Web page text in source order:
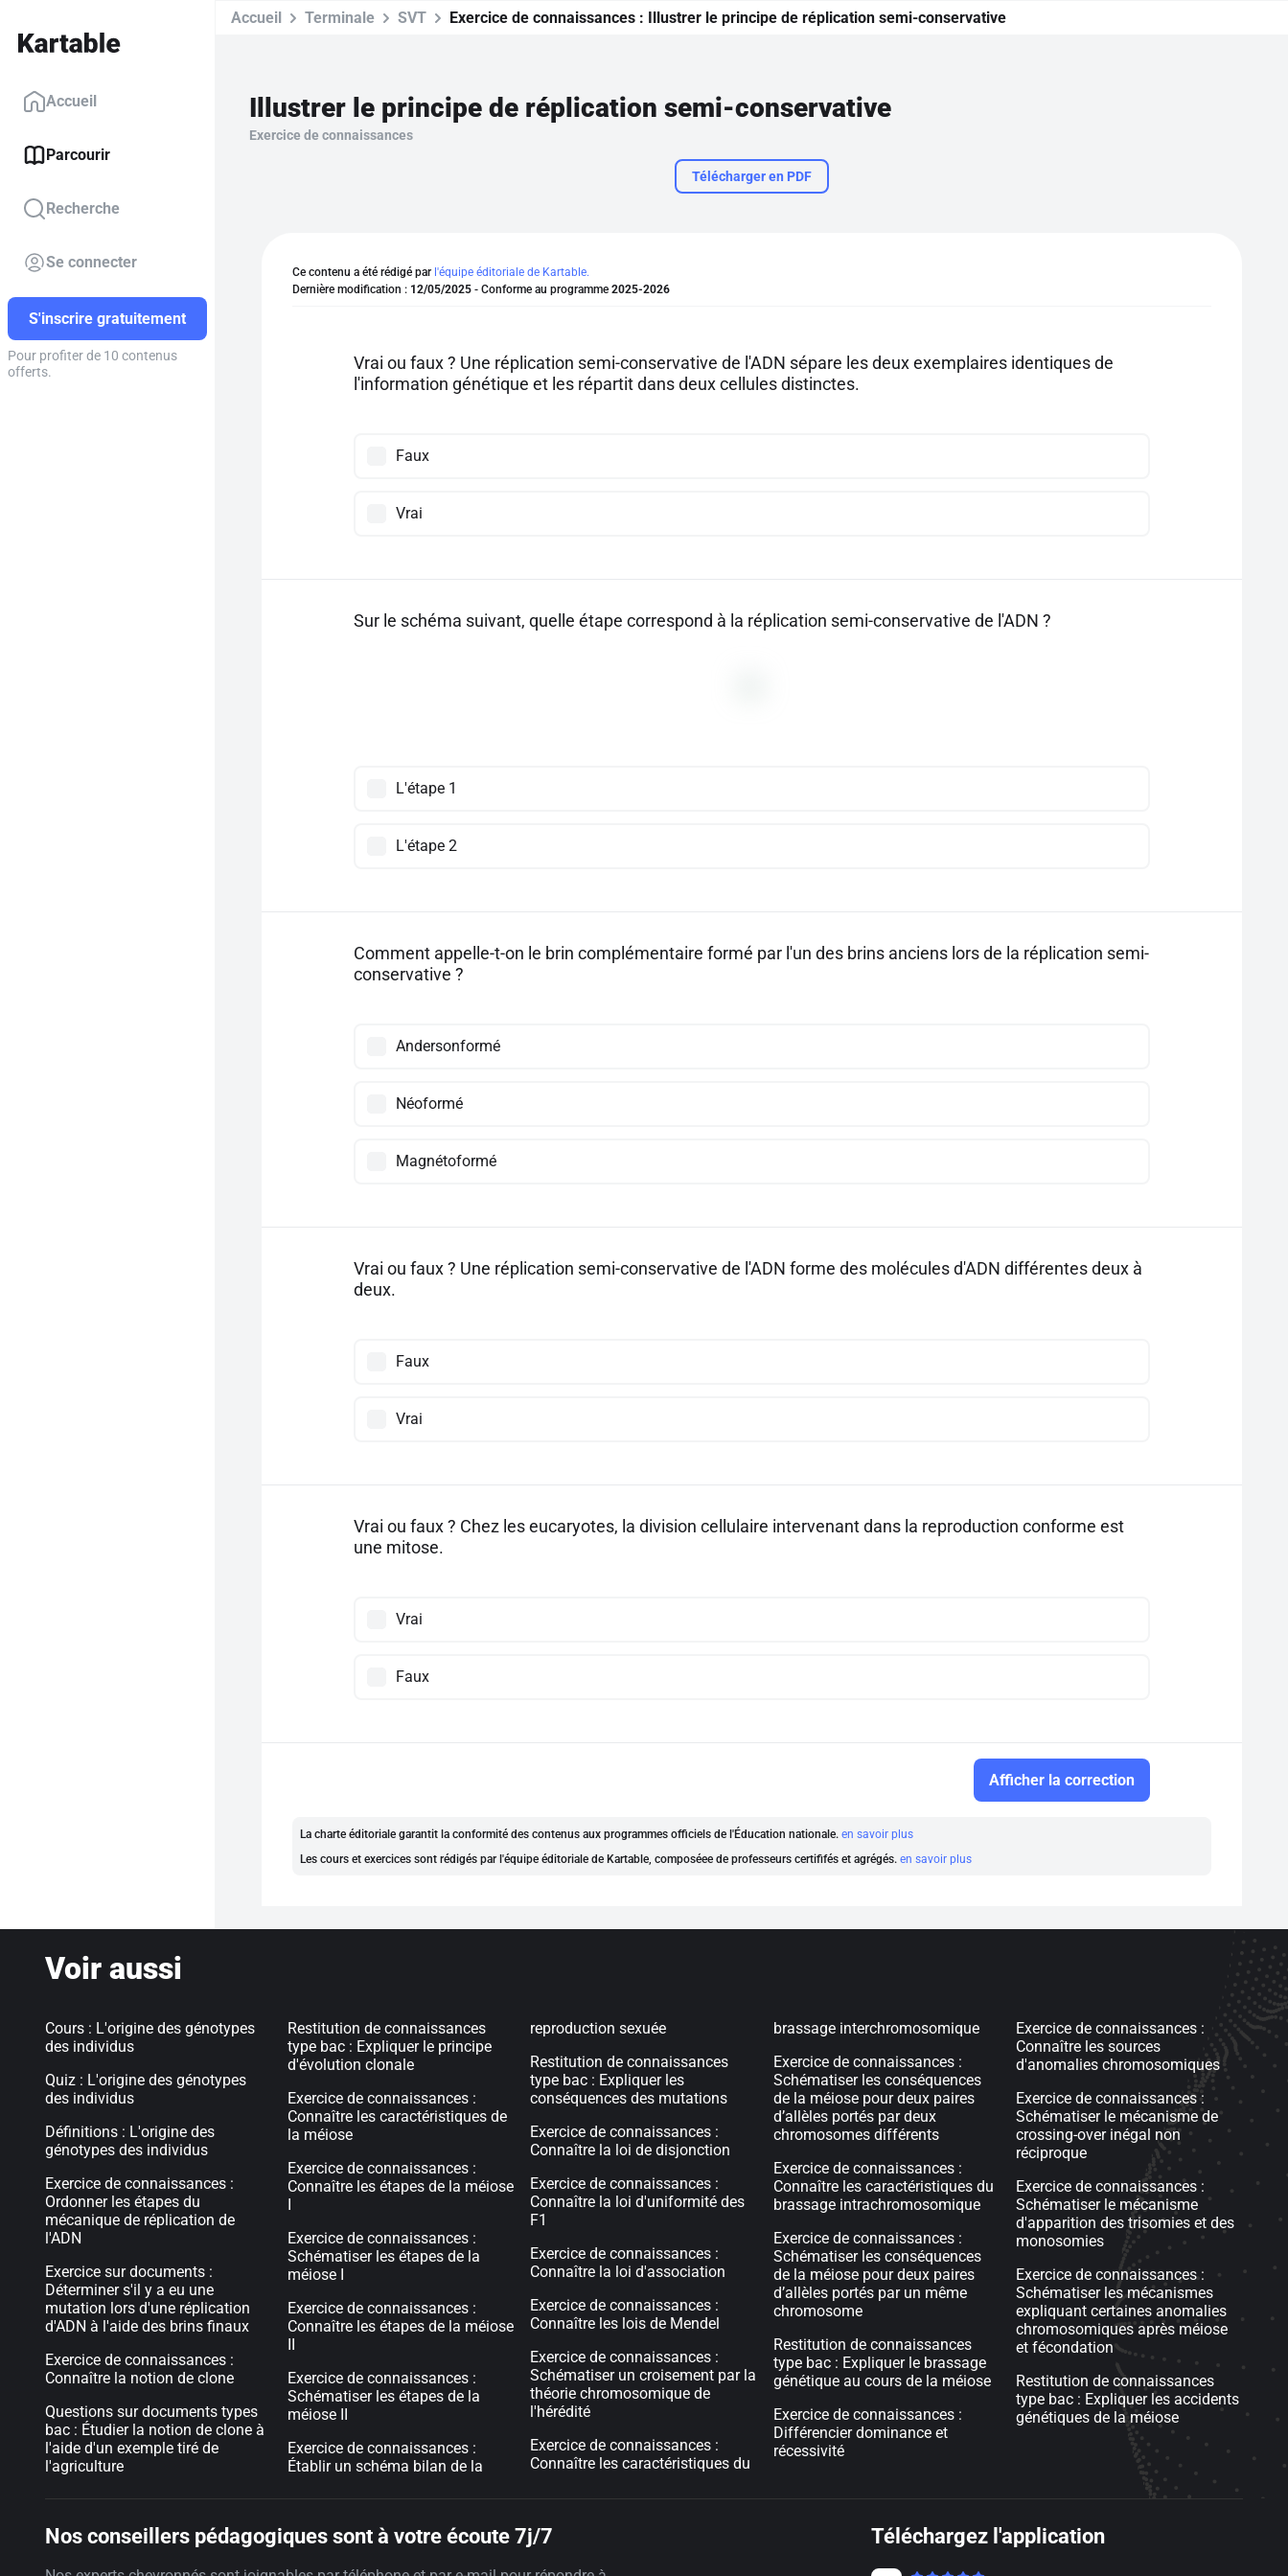
Accueil
Parcourir
Recherche
Se connecter
S'inscrire gratuitement
Pour profiter de 10 contenus
offerts.
Accueil Terminale SVT Exercice de connaissances : Illustrer le principe de réplication semi-conservative
Illustrer le principe de réplication semi-conservative
Exercice de connaissances
Télécharger en PDF
Ce contenu a été rédigé par l'équipe éditoriale de Kartable.
Dernière modification : 12/05/2025 - Conforme au programme 2025-2026
Vrai ou faux ? Une réplication semi-conservative de l'ADN sépare les deux exemplaires identiques de
l'information génétique et les répartit dans deux cellules distinctes.
Faux
Vrai
Sur le schéma suivant, quelle étape correspond à la réplication semi-conservative de l'ADN ?
L'étape 1
L'étape 2
Comment appelle-t-on le brin complémentaire formé par l'un des brins anciens lors de la réplication semi-
conservative ?
Andersonformé
Néoformé
Magnétoformé
Vrai ou faux ? Une réplication semi-conservative de l'ADN forme des molécules d'ADN différentes deux à
deux.
Faux
Vrai
Vrai ou faux ? Chez les eucaryotes, la division cellulaire intervenant dans la reproduction conforme est
une mitose.
Vrai
Faux
Afficher la correction
La charte éditoriale garantit la conformité des contenus aux programmes officiels de l'Éducation nationale. en savoir plus
Les cours et exercices sont rédigés par l'équipe éditoriale de Kartable, composéee de professeurs certififés et agrégés. en savoir plus
Voir aussi
Cours : L'origine des génotypes
des individus
Quiz : L'origine des génotypes
des individus
Définitions : L'origine des
génotypes des individus
Exercice de connaissances :
Ordonner les étapes du
mécanique de réplication de
l'ADN
Exercice sur documents :
Déterminer s'il y a eu une
mutation lors d'une réplication
d'ADN à l'aide des brins finaux
Exercice de connaissances :
Connaître la notion de clone
Questions sur documents types
bac : Étudier la notion de clone à
l'aide d'un exemple tiré de
l'agriculture
Restitution de connaissances
type bac : Expliquer le principe
d'évolution clonale
Exercice de connaissances :
Connaître les caractéristiques de
la méiose
Exercice de connaissances :
Connaître les étapes de la méiose
I
Exercice de connaissances :
Schématiser les étapes de la
méiose I
Exercice de connaissances :
Connaître les étapes de la méiose
II
Exercice de connaissances :
Schématiser les étapes de la
méiose II
Exercice de connaissances :
Établir un schéma bilan de la
reproduction sexuée
Restitution de connaissances
type bac : Expliquer les
conséquences des mutations
Exercice de connaissances :
Connaître la loi de disjonction
Exercice de connaissances :
Connaître la loi d'uniformité des
F1
Exercice de connaissances :
Connaître la loi d'association
Exercice de connaissances :
Connaître les lois de Mendel
Exercice de connaissances :
Schématiser un croisement par la
théorie chromosomique de
l'hérédité
Exercice de connaissances :
Connaître les caractéristiques du
brassage interchromosomique
Exercice de connaissances :
Schématiser les conséquences
de la méiose pour deux paires
d’allèles portés par deux
chromosomes différents
Exercice de connaissances :
Connaître les caractéristiques du
brassage intrachromosomique
Exercice de connaissances :
Schématiser les conséquences
de la méiose pour deux paires
d’allèles portés par un même
chromosome
Restitution de connaissances
type bac : Expliquer le brassage
génétique au cours de la méiose
Exercice de connaissances :
Différencier dominance et
récessivité
Exercice de connaissances :
Connaître les sources
d'anomalies chromosomiques
Exercice de connaissances :
Schématiser le mécanisme de
crossing-over inégal non
réciproque
Exercice de connaissances :
Schématiser le mécanisme
d'apparition des trisomies et des
monosomies
Exercice de connaissances :
Schématiser les mécanismes
expliquant certaines anomalies
chromosomiques après méiose
et fécondation
Restitution de connaissances
type bac : Expliquer les accidents
génétiques de la méiose
Nos conseillers pédagogiques sont à votre écoute 7j/7 Téléchargez l'application